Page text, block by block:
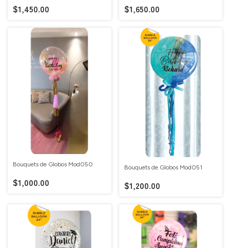
$1,450.00 $1,650.00
Bouquets de Globos Mod050
$1,000.00
Bouquets de Globos Mod051
$1,200.00